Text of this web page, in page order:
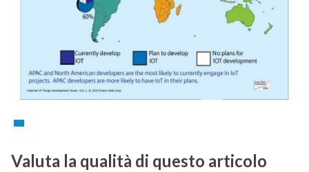
Valuta la qualità di questo articolo